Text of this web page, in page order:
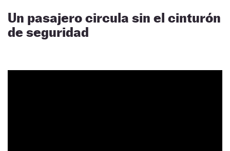
Un pasajero circula sin el cinturón
de seguridad